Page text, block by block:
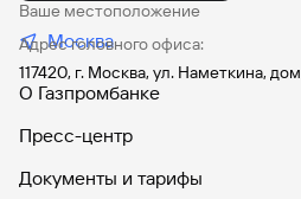
Ваше местоположение
Москва
Адрес головного офиса:
117420, г. Москва, ул. Наметкина, дом
О Газпромбанке
Пресс-центр
Документы и тарифы